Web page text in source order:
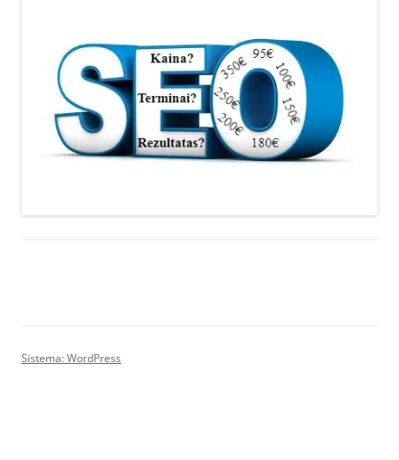
Sistema: WordPress